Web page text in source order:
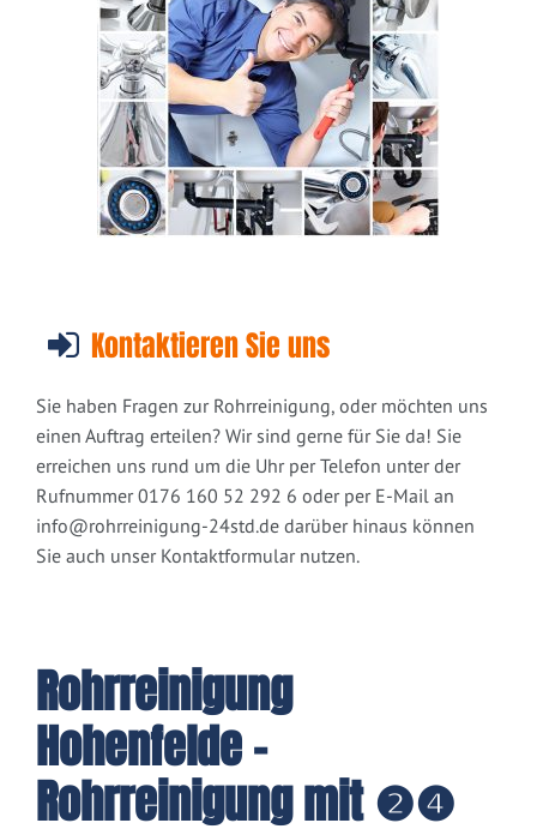
Kontaktieren Sie uns
Sie haben Fragen zur Rohrreinigung, oder möchten uns
einen Auftrag erteilen? Wir sind gerne für Sie da! Sie
erreichen uns rund um die Uhr per Telefon unter der
Rufnummer 0176 160 52 292 6 oder per E-Mail an
info@rohrreinigung-24std.de darüber hinaus können
Sie auch unser Kontaktformular nutzen.
Rohrreinigung
Hohenfelde -
Rohrreinigung mit ❷❹